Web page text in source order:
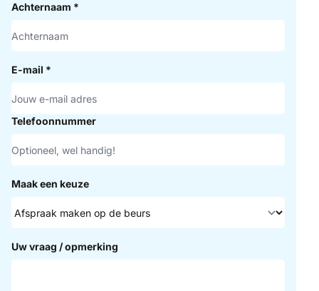
Achternaam *
E-mail *
Telefoonnummer
Maak een keuze
Uw vraag / opmerking